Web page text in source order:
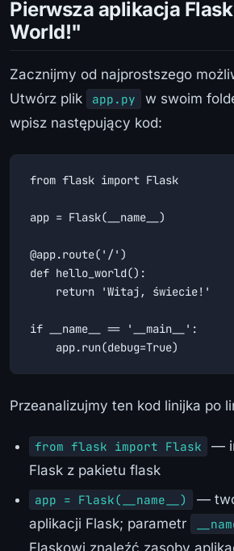
Pierwsza aplikacja
World!"
Zacznijmy od najprostszego
Utwórz plik
app.py
w swoim
wpisz następujący kod:
from flask import Flask
app = Flask(__name__)
@app.route('/')
def hello_world():
    return 'Witaj, świecie!'
if __name__ == '__main__':
    app.run(debug=True)
Przeanalizujmy ten kod linijka po
from flask import Flask
—
Flask z pakietu flask
app = Flask(__name__)
—
aplikacji Flask; parametr